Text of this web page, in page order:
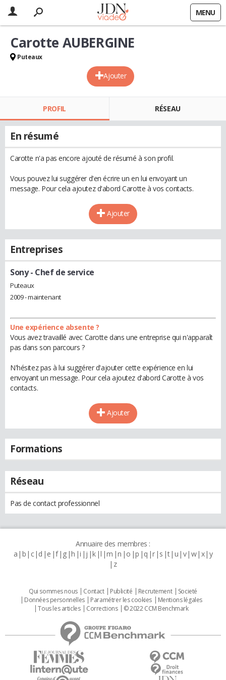
MENU
Ajouter
Carotte AUBERGINE
Puteaux
PROFIL RÉSEAU
En résumé
Carotte n'a pas encore ajouté de résumé à son profil.
Vous pouvez lui suggérer d'en écrire un en lui envoyant un
message. Pour cela ajoutez d'abord Carotte à vos contacts.
Ajouter
Entreprises
Sony- Chef de service
Puteaux
2009 - maintenant
Une expérience absente ?
Vous avez travaillé avec Carotte dans une entreprise qui n'apparaît
pas dans son parcours ?
N'hésitez pas à lui suggérer d'ajouter cette expérience en lui
envoyant un message. Pour cela ajoutez d'abord Carotte à vos
contacts.
Ajouter
Formations
Réseau
Pas de contact professionnel
Annuaire des membres :
a b c d e f g h i j k l m n o p q r s t u v w x y
z
Qui sommes nous Contact Publicité Recrutement
Societé
Données personnelles
Paramétrer les cookies
Mentions légales
Tous les articles
Corrections © 2022 CCM Benchmark